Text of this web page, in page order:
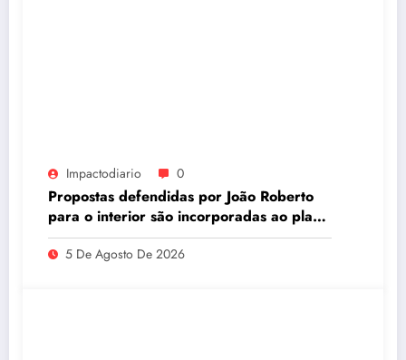
Impactodiario 0
Propostas defendidas por João Roberto
para o interior são incorporadas ao plano
de governo de David Almeida
5 De Agosto De 2026